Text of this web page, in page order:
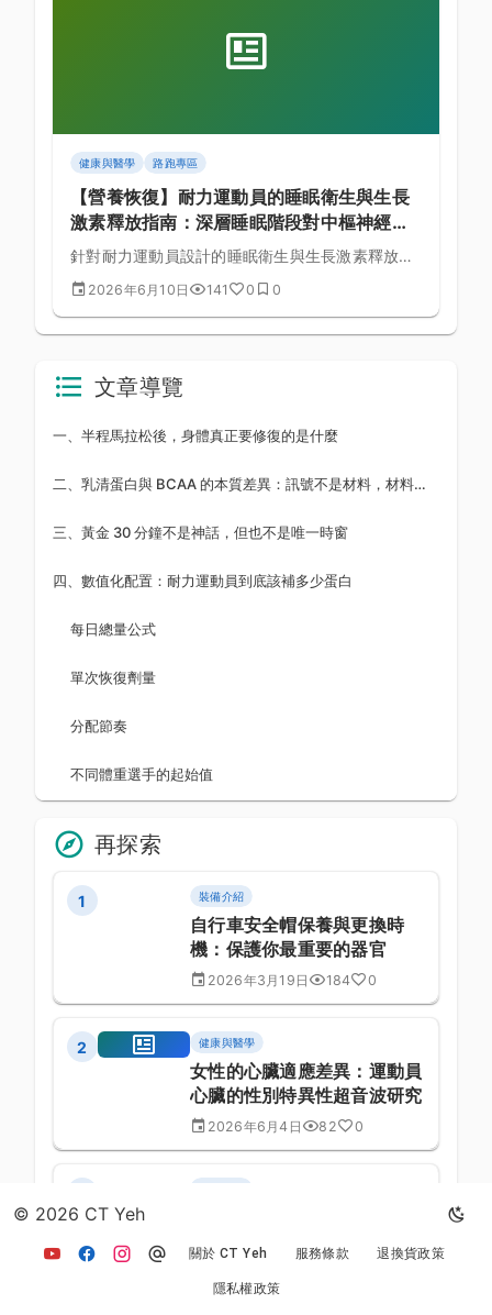
健康與醫學 路跑專區
【營養恢復】耐力運動員的睡眠衛生與生長
激素釋放指南：深層睡眠階段對中樞神經系
統疲勞的修復作用與恢復排程全方位實戰指
針對耐力運動員設計的睡眠衛生與生長激素釋放深
度指南，探討其在鐵人三項 (Triathlon)中的生理角
色，詳細拆解深層睡眠階段對中樞神經系統疲勞的
2026年6月10日 141 0 0
文章導覽
一、半程馬拉松後，身體真正要修復的是什麼
二、乳清蛋白與 BCAA 的本質差異：訊號不是材料，材料也不能只有訊號
三、黃金 30 分鐘不是神話，但也不是唯一時窗
四、數值化配置：耐力運動員到底該補多少蛋白
每日總量公式
單次恢復劑量
分配節奏
不同體重選手的起始值
再探索
1 裝備介紹
自行車安全帽保養與更換時
機：保護你最重要的器官
2026年3月19日 184 0
2 健康與醫學
女性的心臟適應差異：運動員
心臟的性別特異性超音波研究
2026年6月4日 82 0
姿勢的科學依據
© 2026 CT Yeh
關於 CT Yeh 服務條款 退換貨政策
隱私權政策